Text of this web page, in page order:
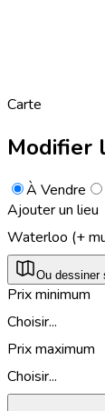
Carte
Modifier
À Vendre
Ajouter un lieu
Waterloo (+
Ou dessiner
Prix minimum
Choisir...
Prix maximum
Choisir...